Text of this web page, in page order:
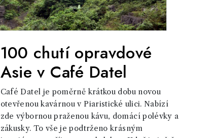
100 chutí opravdové
Asie v Café Datel
Café Datel je poměrně krátkou dobu novou
otevřenou kavárnou v Piaristické ulici. Nabízí
zde výbornou praženou kávu, domácí polévky a
zákusky. To vše je podtrženo krásným